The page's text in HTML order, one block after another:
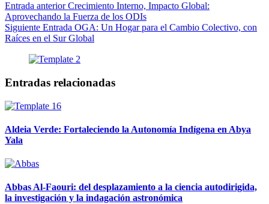
Entrada anterior Crecimiento Interno, Impacto Global:
Aprovechando la Fuerza de los ODIs
Siguiente Entrada OGA: Un Hogar para el Cambio Colectivo, con
Raíces en el Sur Global
Entradas relacionadas
Aldeia Verde: Fortaleciendo la Autonomía Indígena en Abya
Yala
Abbas Al-Faouri: del desplazamiento a la ciencia autodirigida,
la investigación y la indagación astronómica